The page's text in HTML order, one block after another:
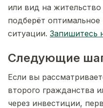
или вид на
подберёт
ситуации. Запишитесь
Следующие
Если вы
второго гражданства
через инвестиции,